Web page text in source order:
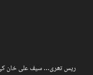
ریس تھری… سیف علی خان